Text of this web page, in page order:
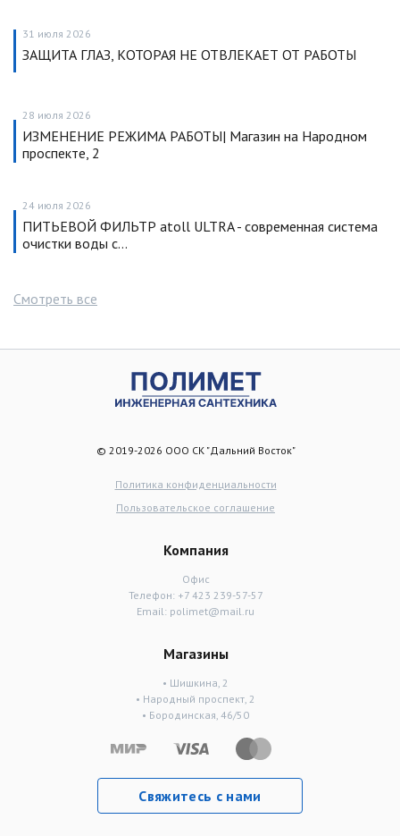
31 июля 2026
ЗАЩИТА ГЛАЗ, КОТОРАЯ НЕ ОТВЛЕКАЕТ ОТ РАБОТЫ
28 июля 2026
ИЗМЕНЕНИЕ РЕЖИМА РАБОТЫ| Магазин на Народном
проспекте, 2
24 июля 2026
ПИТЬЕВОЙ ФИЛЬТР atoll ULTRA - современная система
очистки воды с…
Смотреть все
© 2019-2026 ООО СК "Дальний Восток"
Политика конфиденциальности
Пользовательское соглашение
Компания
Офис
Телефон: +7 423 239-57-57
Email: polimet@mail.ru
Магазины
• Шишкина, 2
• Народный проспект, 2
• Бородинская, 46/50
Свяжитесь с нами